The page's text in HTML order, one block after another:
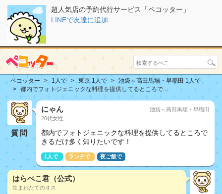
超人気店の予約代行サービス「ペコッター」
LINEで友達に追加
ペコッター 1人で 東京 1人で
池袋～高田馬場・早稲田 1人で
都内でフォトジェニックな料理を提供してるところで...
質問
にゃん
20代女性
池袋～高田馬場・早稲田
都内でフォトジェニックな料理を提供してるところで
きるだけ多く知りたいです！
1人で ランチで 夜ご飯で
はらぺこ君（公式）
生まれたてのオス